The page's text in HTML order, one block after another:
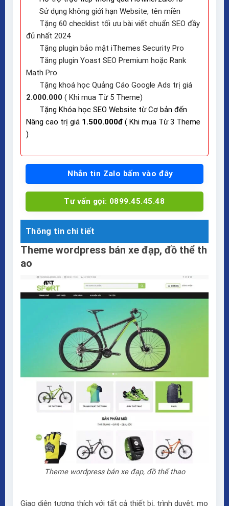
Sử dụng không giới hạn Website, tên miền
Tặng 60 checklist tối ưu bài viết chuẩn SEO đầy
đủ nhất 2024
Tặng plugin bảo mật iThemes Security Pro
Tăng plugin Yoast SEO Premium hoặc Rank
Math Pro
Tặng khoá học Quảng Cáo Google Ads trị giá
2.000.000 ( Khi mua Từ 5 Theme)
Tặng Khóa học SEO Website từ Cơ bản đến
Nâng cao trị giá 1.500.000đ ( Khi mua Từ 3 Theme
)
Nhắn tin Zalo bấm vào đây
Tư vấn gọi: 0899.45.45.48
Thông tin chi tiết
Theme wordpress bán xe đạp, đồ thể th
ao
Theme wordpress bán xe đạp, đồ thể thao
Giao diện tương thích với tất cả thiết bị, trình duyệt, mo